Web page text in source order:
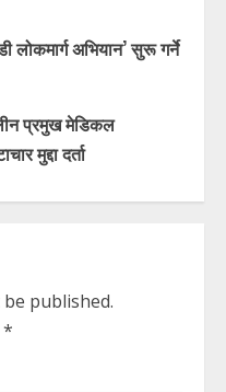
लोकमार्ग अभियान’ सुरू गर्ने
प्रमुख मेडिकल
मुद्दा दर्ता
published.
*